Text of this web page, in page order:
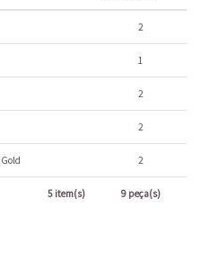
2
1
2
2
2
5 item(s) 9 peça(s)